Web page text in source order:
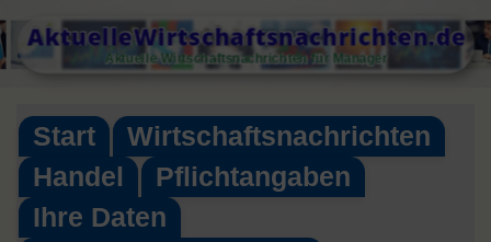
Skip
to AktuelleWirtschaftsnachrichten.de
Aktuelle Wirtschaftsnachrichten für Manager
Start
Wirtschaftsnachrichten
Handel
Pflichtangaben
Ihre Daten